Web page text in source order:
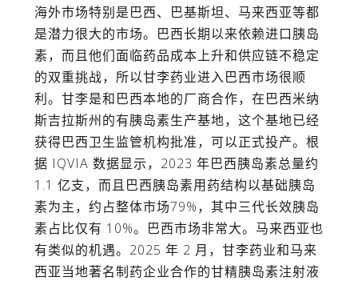
海外市场特别是巴西、巴基斯坦、马来西亚等都
是潜力很大的市场。巴西长期以来依赖进口胰岛
素，而且他们面临药品成本上升和供应链不稳定
的双重挑战，所以甘李药业进入巴西市场很顺
利。甘李是和巴西本地的厂商合作，在巴西米纳
斯吉拉斯州的有胰岛素生产基地，这个基地已经
获得巴西卫生监管机构批准，可以正式投产。根
据 IQVIA 数据显示，2023 年巴西胰岛素总量约
1.1 亿支，而且巴西胰岛素用药结构以基础胰岛
素为主，约占整体市场79%，其中三代长效胰岛
素占比仅有 10%。巴西市场非常大。马来西亚也
有类似的机遇。2025 年 2 月，甘李药业和马来
西亚当地著名制药企业合作的甘精胰岛素注射液